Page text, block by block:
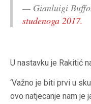
— Gianluigi
studenoga 2017.
U nastavku je Rakitić
‘Važno je biti prvi u
ovo natjecanje nam je